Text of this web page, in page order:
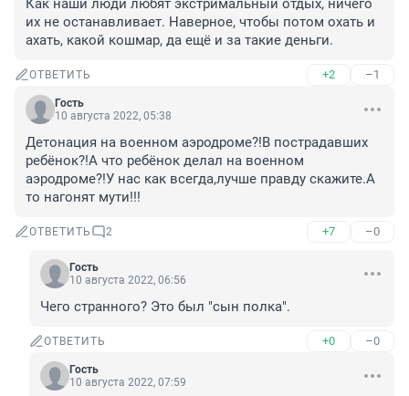
Как наши люди любят экстримальный отдых, ничего
их не останавливает. Наверное, чтобы потом охать и
ахать, какой кошмар, да ещё и за такие деньги.
ОТВЕТИТЬ +2 –1
Гость
10 августа 2022, 05:38
Детонация на военном аэродроме?!В пострадавших
ребёнок?!А что ребёнок делал на военном
аэродроме?!У нас как всегда,лучше правду скажите.А
то нагонят мути!!!
ОТВЕТИТЬ 2 +7 –0
Гость
10 августа 2022, 06:56
Чего странного? Это был "сын полка".
ОТВЕТИТЬ +0 –0
Гость
10 августа 2022, 07:59